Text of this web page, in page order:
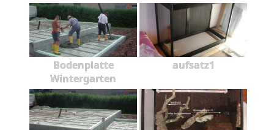
Bodenplatte
Wintergarten
aufsatz1